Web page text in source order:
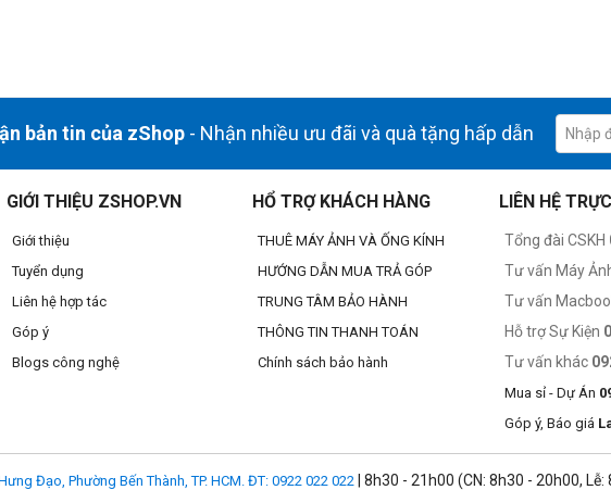
bản tin của zShop - Nhận nhiều ưu đãi và quà tặng hấp dẫn
GIỚI THIỆU ZSHOP.VN
Giới thiệu
Tuyển dụng
Liên hệ hợp tác
Góp ý
Blogs công nghệ
HỔ TRỢ KHÁCH HÀNG
THUÊ MÁY ẢNH VÀ ỐNG KÍNH
HƯỚNG DẪN MUA TRẢ GÓP
TRUNG TÂM BẢO HÀNH
THÔNG TIN THANH TOÁN
Chính sách bảo hành
LIÊN HỆ
Tổng đài CSKH
Tư vấn Máy
Tư vấn
Hỗ trợ Sự Kiện
Tư vấn khác
Mua sỉ - Dự Án
Góp ý, Báo giá
Đạo, Phường Bến Thành, TP. HCM. ĐT: 0922 022 022 | 8h30 - 21h00 (CN: 8h30 - 20h00,